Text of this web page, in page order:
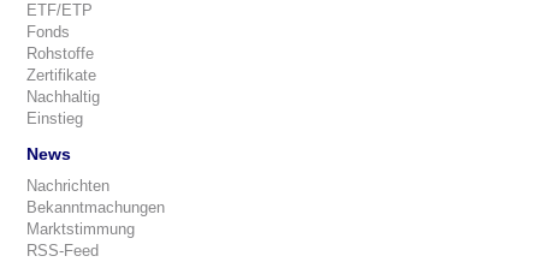
ETF/ETP
Fonds
Rohstoffe
Zertifikate
Nachhaltig
Einstieg
News
Nachrichten
Bekanntmachungen
Marktstimmung
RSS-Feed